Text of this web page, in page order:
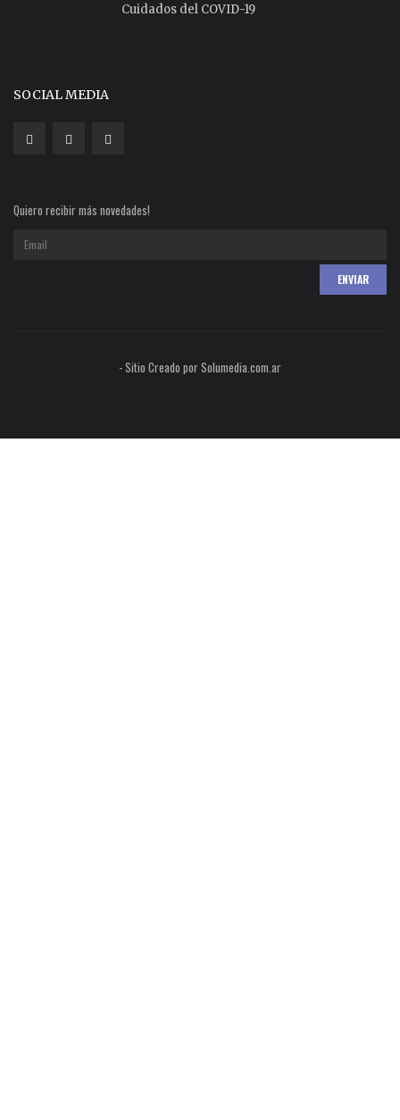
Cuidados del COVID-19
SOCIAL MEDIA
Quiero recibir más novedades!
- Sitio Creado por Solumedia.com.ar